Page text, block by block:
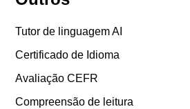
Tutor de linguagem AI
Certificado de Idioma
Avaliação CEFR
Compreensão de leitura